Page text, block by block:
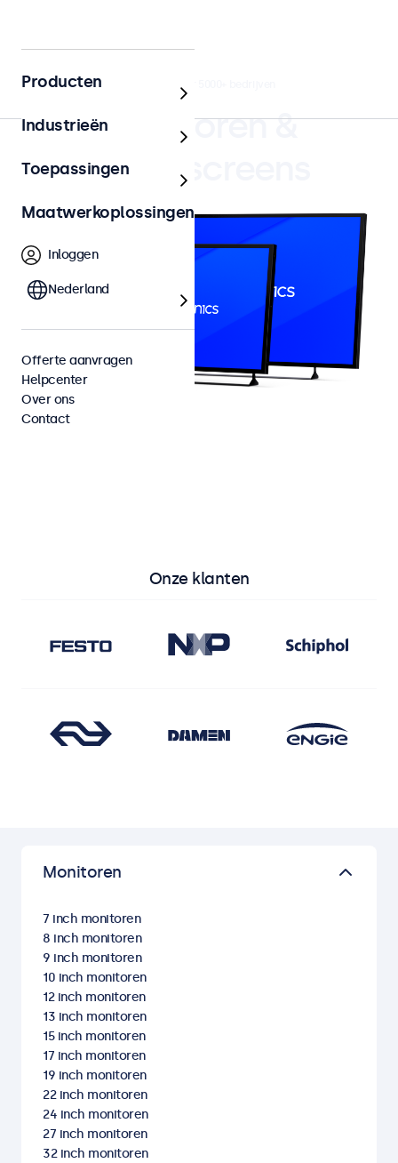
4.8/5 door 5000+ bedrijven
Monitoren &
Touchscreens
Onze klanten
Monitoren
7 inch monitoren
8 inch monitoren
9 inch monitoren
10 inch monitoren
12 inch monitoren
13 inch monitoren
15 inch monitoren
17 inch monitoren
19 inch monitoren
22 inch monitoren
24 inch monitoren
27 inch monitoren
32 inch monitoren
Producten
Industrieën
Toepassingen
Maatwerkoplossingen
Inloggen
Nederland
Offerte aanvragen
Helpcenter
Over ons
Contact